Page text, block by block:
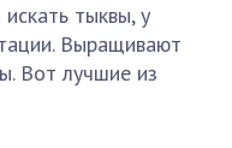
тыквы, у
Выращивают
Вот лучшие из